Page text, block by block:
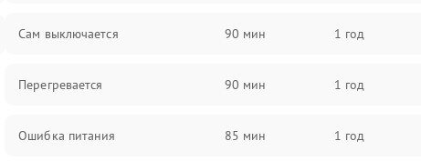
Сам выключается 90 мин 1 год
Перегревается 90 мин 1 год
Ошибка питания 85 мин 1 год